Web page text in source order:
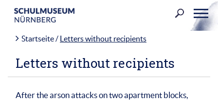
Startseite/ Letters without recipients
Letters without recipients
After the arson attacks on two apartment blocks,